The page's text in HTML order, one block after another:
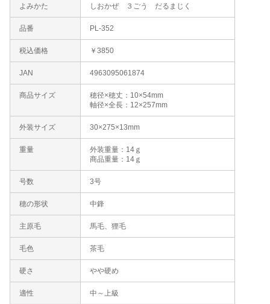
よみかた しおかぜ ３ごう だるまじく
品番 PL-352
税込価格 ￥3850
JAN 4963095061874
商品サイズ
穂径×穂丈：10×54mm
軸径×全長：12×257mm
外装サイズ 30×275×13mm
重量
外装重量：14ｇ
商品重量：14ｇ
号数 3号
穂の形状 中鋒
主原毛 馬毛、狸毛
毛色 茶毛
硬さ やや硬め
適性 中～上級